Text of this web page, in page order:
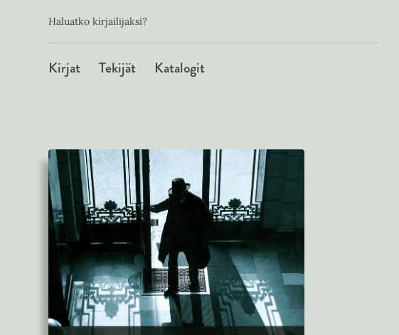
Toissijainen
Haluatko kirjailijaksi?
Päävalikko
Kirjat Tekijät Katalogit